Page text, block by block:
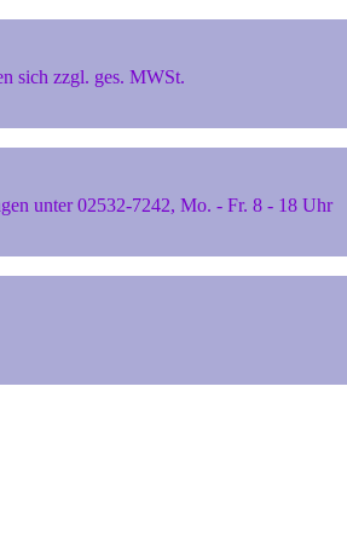
sich zzgl. ges. MWSt.
unter 02532-7242, Mo. - Fr. 8 - 18 Uhr